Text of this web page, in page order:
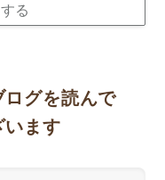
る
ログを読んで
います